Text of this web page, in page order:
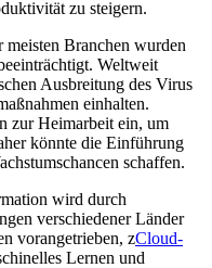
zu steigern.
Branchen wurden
Weltweit
Ausbreitung des Virus
einhalten.
zur Heimarbeit ein, um
könnte die Einführung
schaffen.
wird durch
verschiedener Länder
vorangetrieben, zCloud-
Lernen und